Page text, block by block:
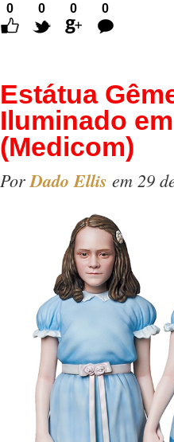
0 0 0
0
Comentários
Estátua
Iluminado
(Medicom)
Por Dado Ellis em 29